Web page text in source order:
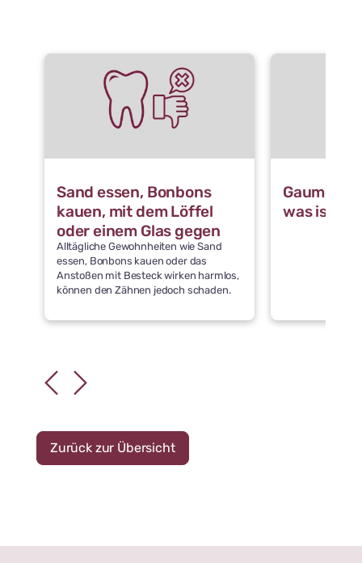
Sand essen, Bonbons
kauen, mit dem Löffel
oder einem Glas gegen
die Zähne stoßen: Was
schädigt die Zähne
Alltägliche Gewohnheiten wie Sand
essen, Bonbons kauen oder das
Anstoßen mit Besteck wirken harmlos,
können den Zähnen jedoch schaden.
was ist
Zurück zur Übersicht